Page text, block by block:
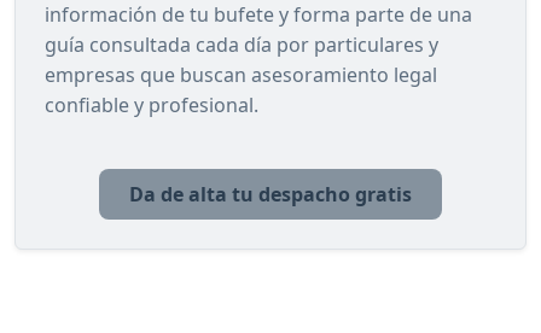
información de tu bufete y forma parte de una
guía consultada cada día por particulares y
empresas que buscan asesoramiento legal
confiable y profesional.
Da de alta tu despacho gratis